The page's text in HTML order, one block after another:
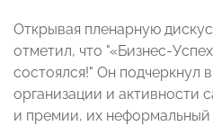
Открывая пленарную
отметил, что "«Бизнес-
состоялся!" Он подчеркнул
организации и активности
и премии, их